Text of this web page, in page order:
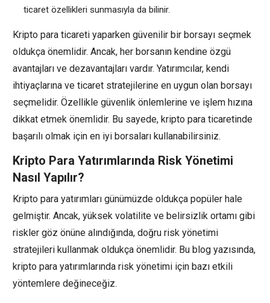
ticaret özellikleri sunmasıyla da bilinir.
Kripto para ticareti yaparken güvenilir bir borsayı seçmek
oldukça önemlidir. Ancak, her borsanın kendine özgü
avantajları ve dezavantajları vardır. Yatırımcılar, kendi
ihtiyaçlarına ve ticaret stratejilerine en uygun olan borsayı
seçmelidir. Özellikle güvenlik önlemlerine ve işlem hızına
dikkat etmek önemlidir. Bu sayede, kripto para ticaretinde
başarılı olmak için en iyi borsaları kullanabilirsiniz.
Kripto Para Yatırımlarında Risk Yönetimi
Nasıl Yapılır?
Kripto para yatırımları günümüzde oldukça popüler hale
gelmiştir. Ancak, yüksek volatilite ve belirsizlik ortamı gibi
riskler göz önüne alındığında, doğru risk yönetimi
stratejileri kullanmak oldukça önemlidir. Bu blog yazısında,
kripto para yatırımlarında risk yönetimi için bazı etkili
yöntemlere değineceğiz.